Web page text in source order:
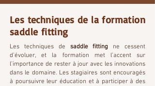
Les techniques de la formation
saddle fitting
Les techniques de saddle fitting ne cessent
d’évoluer, et la formation met l’accent sur
l’importance de rester à jour avec les innovations
dans le domaine. Les stagiaires sont encouragés
à poursuivre leur éducation et à participer à des